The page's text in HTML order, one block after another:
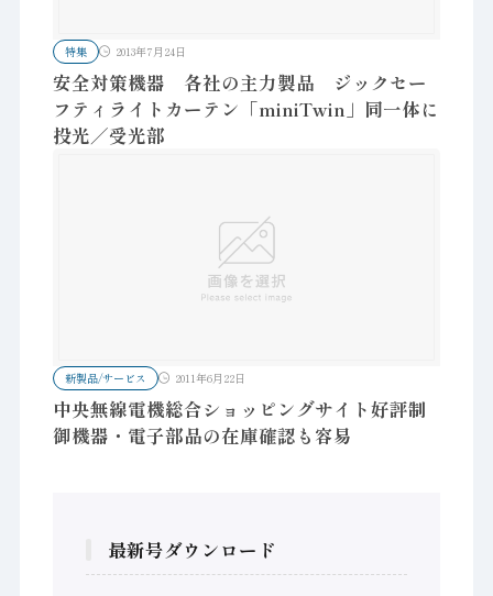
特集 2013年7月24日
安全対策機器 各社の主力製品 ジックセー
フティライトカーテン「miniTwin」同一体に
投光／受光部
新製品/サービス 2011年6月22日
中央無線電機総合ショッピングサイト好評制
御機器・電子部品の在庫確認も容易
最新号ダウンロード